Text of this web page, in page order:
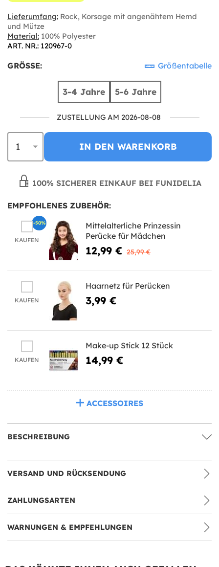
Lieferumfang: Rock, Korsage mit angenähtem Hemd
und Mütze
Material: 100% Polyester
ART. NR.: 120967-0
GRÖSSE: Größentabelle
3-4 Jahre 5-6 Jahre
ZUSTELLUNG AM 2026-08-08
IN DEN WARENKORB
100% SICHERER EINKAUF BEI FUNIDELIA
EMPFOHLENES ZUBEHÖR:
KAUFEN
Mittelalterliche Prinzessin
Perücke für Mädchen
12,99 € 25,99 €
-50%
KAUFEN
Haarnetz für Perücken
3,99 €
KAUFEN
Make-up Stick 12 Stück
14,99 €
ACCESSOIRES
BESCHREIBUNG
VERSAND UND RÜCKSENDUNG
ZAHLUNGSARTEN
WARNUNGEN & EMPFEHLUNGEN